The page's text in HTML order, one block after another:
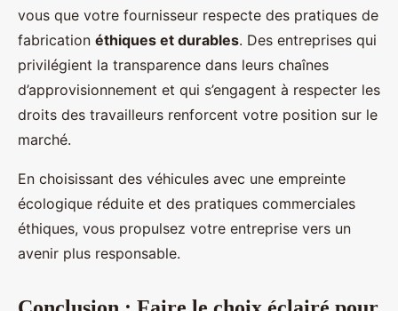
vous que votre fournisseur respecte des pratiques de
fabrication éthiques et durables. Des entreprises qui
privilégient la transparence dans leurs chaînes
d’approvisionnement et qui s’engagent à respecter les
droits des travailleurs renforcent votre position sur le
marché.
En choisissant des véhicules avec une empreinte
écologique réduite et des pratiques commerciales
éthiques, vous propulsez votre entreprise vers un
avenir plus responsable.